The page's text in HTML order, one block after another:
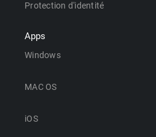
Protection d'identité
Apps
Windows
MAC OS
iOS